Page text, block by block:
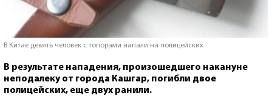
В Китае девять человек с топорами напали на полицейских
В результате нападения, произошедшего накануне
неподалеку от города Кашгар, погибли двое
полицейских, еще двух ранили.